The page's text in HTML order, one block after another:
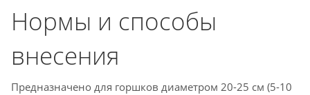
Нормы и способы
внесения
Предназначено для горшков диаметром 20-25 см (5-10